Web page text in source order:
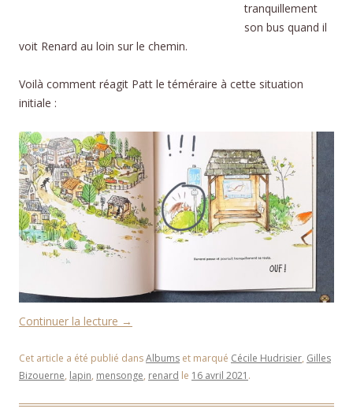
tranquillement
son bus quand il
voit Renard au loin sur le chemin.
Voilà comment réagit Patt le téméraire à cette situation
initiale :
Continuer la lecture →
Cet article a été publié dansAlbums et marqué Cécile Hudrisier, Gilles
Bizouerne, lapin, mensonge, renard le 16 avril 2021 .